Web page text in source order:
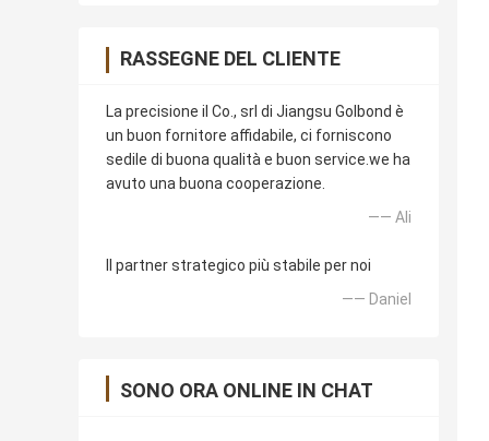
RASSEGNE DEL CLIENTE
La precisione il Co., srl di Jiangsu Golbond è
un buon fornitore affidabile, ci forniscono
sedile di buona qualità e buon service.we ha
avuto una buona cooperazione.
—— Ali
Il partner strategico più stabile per noi
—— Daniel
SONO ORA ONLINE IN CHAT